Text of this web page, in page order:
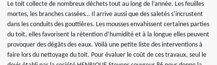
Le toit collecte de nombreux déchets tout au long de l’année. Les feuilles
mortes, les branches cassées… Il arrive aussi que des saletés s’incrustent
dans les conduits des gouttières. Les mousses envahissent certaines parties
du toit, elles favorisent la rétention d’humidité et à la longue elles peuvent
provoquer des dégâts des eaux. Voilà une petite liste des interventions à
faire lors du nettoyage du toit. Pour évaluer le coût de ces travaux, seul le